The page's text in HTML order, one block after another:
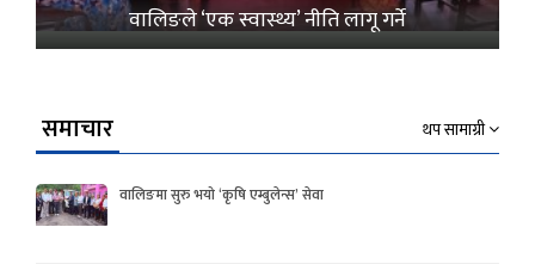
वालिङले ‘एक स्वास्थ्य’ नीति लागू गर्ने
समाचार थप सामाग्री
वालिङमा सुरु भयो ‘कृषि एम्बुलेन्स’ सेवा